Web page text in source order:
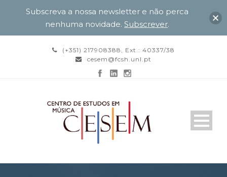
(+351) 217908388, Ext.: 40337/38
cesem@fcsh.unl.pt
Subscreva a nossa newsletter e não perca
nenhuma novidade. Subscrever.